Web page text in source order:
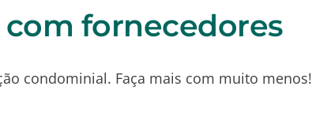
fornecedores
condominial. Faça mais com muito menos!